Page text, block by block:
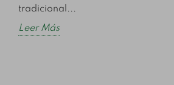
tradicional...
Leer Más